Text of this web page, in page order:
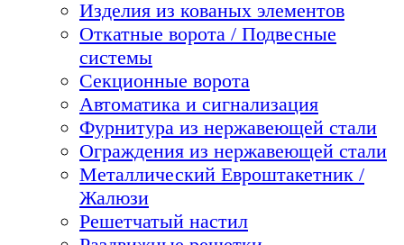
Изделия из кованых элементов
Откатные ворота / Подвесные
системы
Секционные ворота
Автоматика и сигнализация
Фурнитура из нержавеющей стали
Ограждения из нержавеющей стали
Металлический Евроштакетник /
Жалюзи
Решетчатый настил